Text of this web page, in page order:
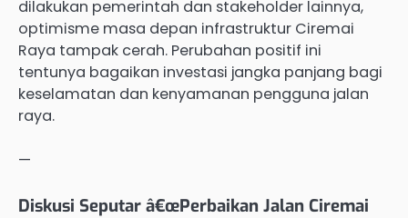
dilakukan pemerintah dan stakeholder lainnya,
optimisme masa depan infrastruktur Ciremai
Raya tampak cerah. Perubahan positif ini
tentunya bagaikan investasi jangka panjang bagi
keselamatan dan kenyamanan pengguna jalan
raya.
—
Diskusi Seputar â€œPerbaikan Jalan Ciremai